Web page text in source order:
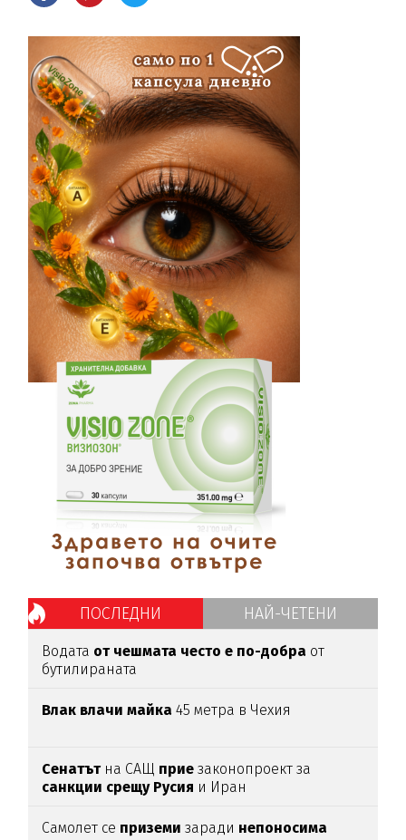
ПОСЛЕДНИ НАЙ-ЧЕТЕНИ
Водата от чешмата често е по-добра от
бутилираната
Влак влачи майка 45 метра в Чехия
Сенатътна САЩ прие законопроект за
санкции срещу Русия и Иран
Самолет се приземи заради непоносима